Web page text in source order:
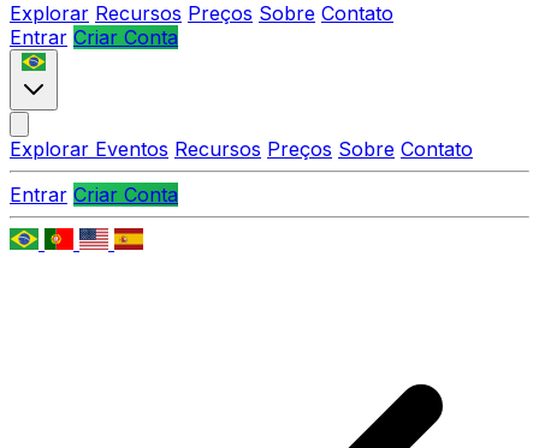
Explorar Recursos Preços Sobre Contato
Entrar Criar Conta
Explorar Eventos Recursos Preços Sobre Contato
Entrar Criar Conta